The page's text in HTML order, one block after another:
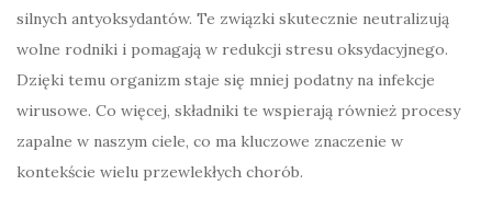
silnych antyoksydantów. Te związki skutecznie neutralizują
wolne rodniki i pomagają w redukcji stresu oksydacyjnego.
Dzięki temu organizm staje się mniej podatny na infekcje
wirusowe. Co więcej, składniki te wspierają również procesy
zapalne w naszym ciele, co ma kluczowe znaczenie w
kontekście wielu przewlekłych chorób.